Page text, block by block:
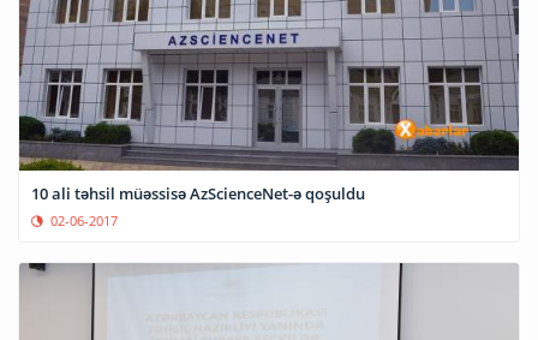
10 ali təhsil müəssisə AzScienceNet-ə qoşuldu
02-06-2017